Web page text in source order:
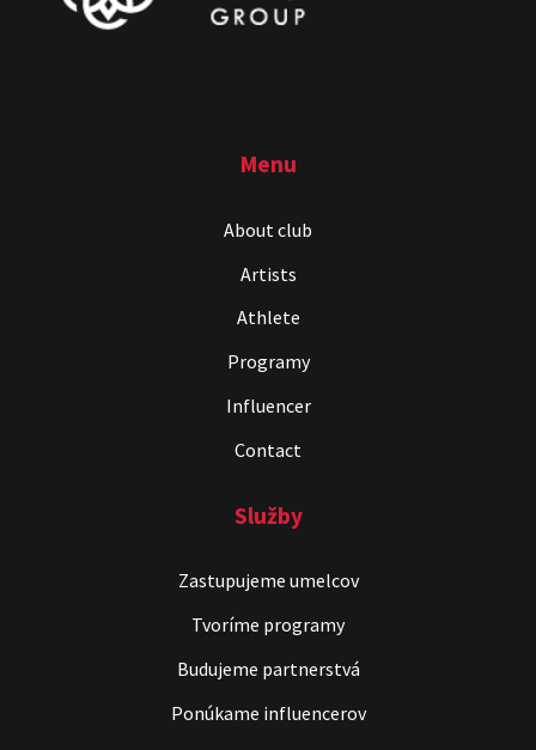
ČekyPOINT
Marián Čekovský
Čekovský vs. Hudák
Show program
Menu
About club
Artists
Athlete
Programy
Influencer
Contact
Služby
Zastupujeme umelcov
Tvoríme programy
Budujeme partnerstvá
Ponúkame influencerov